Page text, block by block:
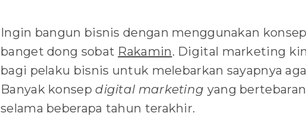
Ingin bangun bisnis dengan menggunakan
banget dong sobat Rakamin. Digital marketing
bagi pelaku bisnis untuk melebarkan sayapnya
Banyak konsepdigital marketing yang
selama beberapa tahun terakhir.